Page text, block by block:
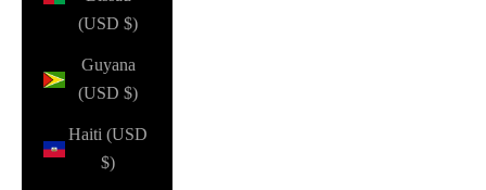
(USD $)
Guyana
(USD $)
Haiti (USD
$)